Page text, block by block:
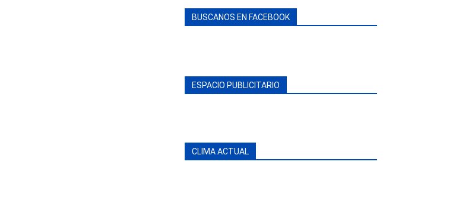
BUSCANOS EN FACEBOOK
ESPACIO PUBLICITARIO
CLIMA ACTUAL